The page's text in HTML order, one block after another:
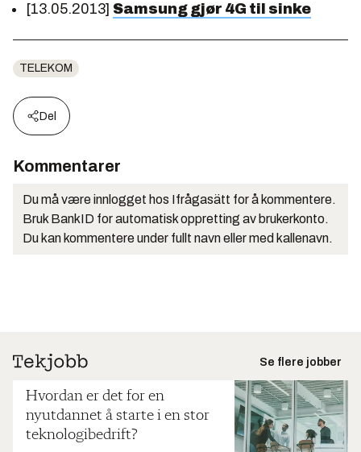
[13.05.2013] Samsung gjør 4G til sinke
TELEKOM
Del
Kommentarer
Du må være innlogget hos Ifrågasätt for å kommentere.
Bruk BankID for automatisk oppretting av brukerkonto.
Du kan kommentere under fullt navn eller med kallenavn.
Se flere jobber
Hvordan er det for en
nyutdannet å starte i en stor
teknologibedrift?